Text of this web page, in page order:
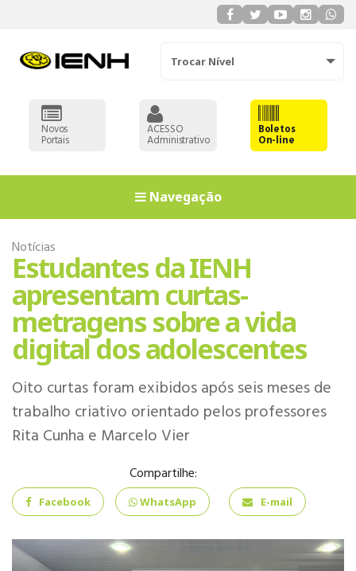
Trocar Nível
Novos
Portais
ACESSO
Administrativo
Boletos
On-line
Navegação
EDUCAÇÃO
INFANTIL
FUNDAMENTAL
Notícias
Estudantes da IENH
apresentam curtas-
metragens sobre a vida
digital dos adolescentes
Oito curtas foram exibidos após seis meses de
trabalho criativo orientado pelos professores
Rita Cunha e Marcelo Vier
Compartilhe:
Facebook WhatsApp E-mail